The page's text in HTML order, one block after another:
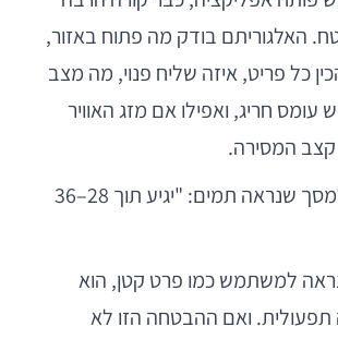
האלגוריתם בודק מה פתוח באזור,
כל פריט, איזה שליח פנוי, מה מצב
עומס חריג, ואפילו אם מזג האוויר
המסירה.
כל זה מתורגם למסך שנראה תמים: "יגיע תוך 28–36
למשתמש כמו פרט קטן, הוא
ואם ההבטחה הזו לא